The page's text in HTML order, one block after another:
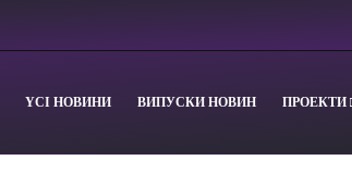
YСІ НОВИНИ ВИПУСКИ НОВИН ПРОЕКТИ